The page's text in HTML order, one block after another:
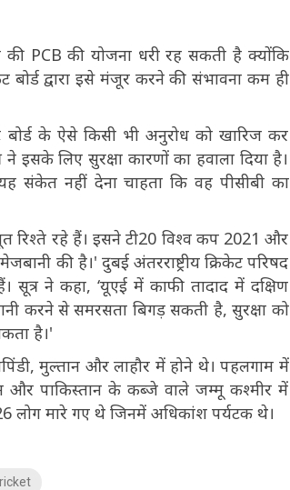
PCB की योजना धरी रह सकती है क्योंकि
द्वारा इसे मंजूर करने की संभावना कम ही
बोर्ड के ऐसे किसी भी अनुरोध को खारिज कर
इसके लिए सुरक्षा कारणों का हवाला दिया है।
संकेत नहीं देना चाहता कि वह पीसीबी का
रिश्ते रहे हैं। इसने टी20 विश्व कप 2021 और
की है।' दुबई अंतरराष्ट्रीय क्रिकेट परिषद
ने कहा, ‘यूएई में काफी तादाद में दक्षिण
करने से समरसता बिगड़ सकती है, सुरक्षा को
है।'
मुल्तान और लाहौर में होने थे। पहलगाम में
और पाकिस्तान के कब्जे वाले जम्मू कश्मीर में
मारे गए थे जिनमें अधिकांश पर्यटक थे।